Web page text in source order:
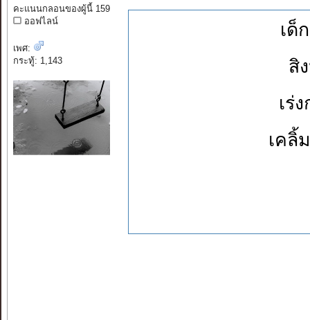
คะแนนกลอนของผู้นี้ 159
ออฟไลน์
เพศ:
กระทู้: 1,143
เด็
สิ
เร่
เคลิ้